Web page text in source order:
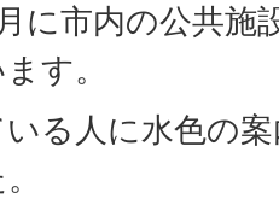
に市内の公共施
す。
る人に水色の